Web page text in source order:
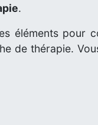
.
éléments pour
de thérapie.